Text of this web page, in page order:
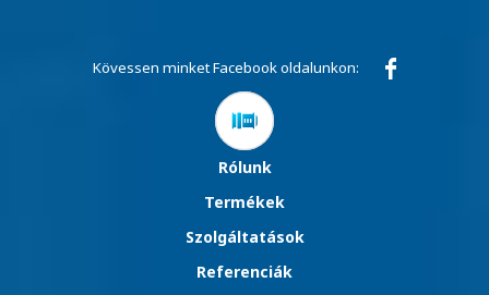
Kövessen minket Facebook oldalunkon:
Rólunk
Termékek
Szolgáltatások
Referenciák